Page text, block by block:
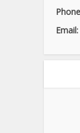
Email: